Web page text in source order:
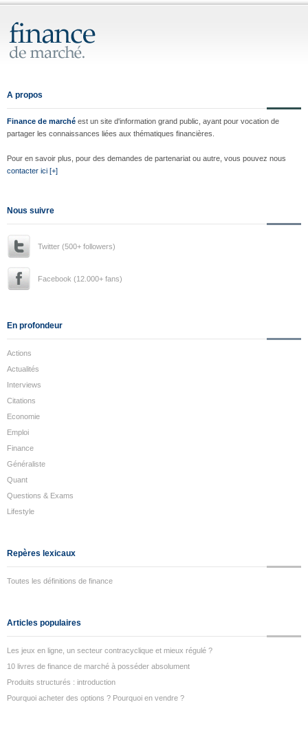
A propos
Finance de marché est un site d'information grand public, ayant pour vocation de
partager les connaissances liées aux thématiques financières.
Pour en savoir plus, pour des demandes de partenariat ou autre, vous pouvez nous
contacter ici [+]
Nous suivre
Twitter (500+ followers)
Facebook (12.000+ fans)
En profondeur
Actions
Actualités
Interviews
Citations
Economie
Emploi
Finance
Généraliste
Quant
Questions & Exams
Lifestyle
Repères lexicaux
Toutes les définitions de finance
Articles populaires
Les jeux en ligne, un secteur contracyclique et mieux régulé ?
10 livres de finance de marché à posséder absolument
Produits structurés : introduction
Pourquoi acheter des options ? Pourquoi en vendre ?